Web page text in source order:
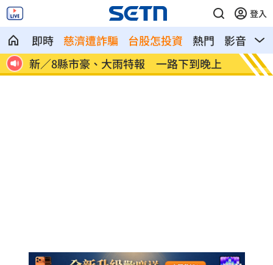
登入
即時 慈濟遭詐騙 台股怎投資 熱門 影音
熱
祝
新／8縣市豪、大雨特報 一路下到晚上
慈濟
事